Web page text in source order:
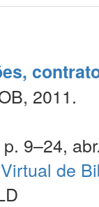
2011.
9–24,
de